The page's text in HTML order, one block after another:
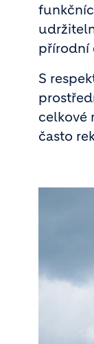
přírodní
S
celkové
často